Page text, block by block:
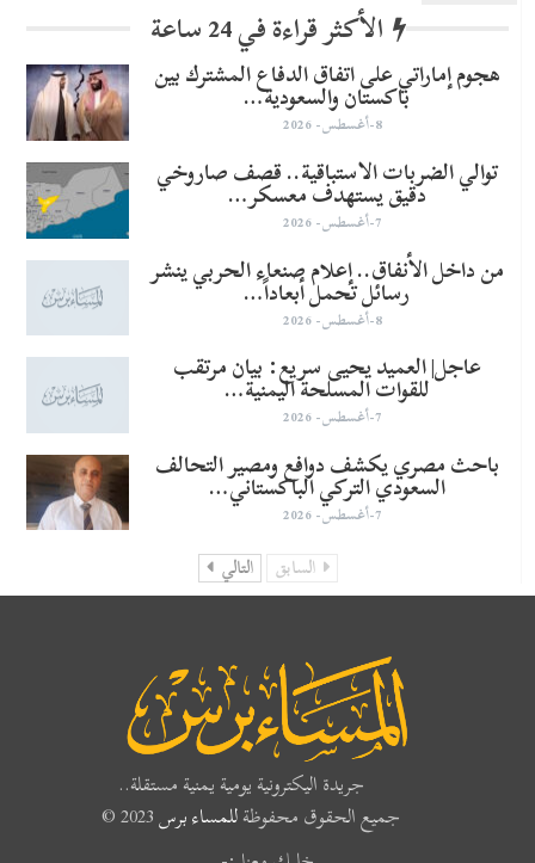
الأكثر قراءة في 24 ساعة
هجوم إماراتي على اتفاق الدفاع المشترك بين
باكستان والسعودية…
8-أغسطس- 2026
توالي الضربات الاستباقية.. قصف صاروخي
دقيق يستهدف معسكر…
7-أغسطس- 2026
من داخل الأنفاق.. إعلام صنعاء الحربي ينشر
رسائل تحمل أبعاداً…
8-أغسطس- 2026
عاجل| العميد يحيى سريع: بيان مرتقب
للقوات المسلحة اليمنية…
7-أغسطس- 2026
باحث مصري يكشف دوافع ومصير التحالف
السعودي التركي الباكستاني…
7-أغسطس- 2026
السابق التالي
جريدة اليكترونية يومية يمنية مستقلة..
جميع الحقوق محفوظةللمساء برس